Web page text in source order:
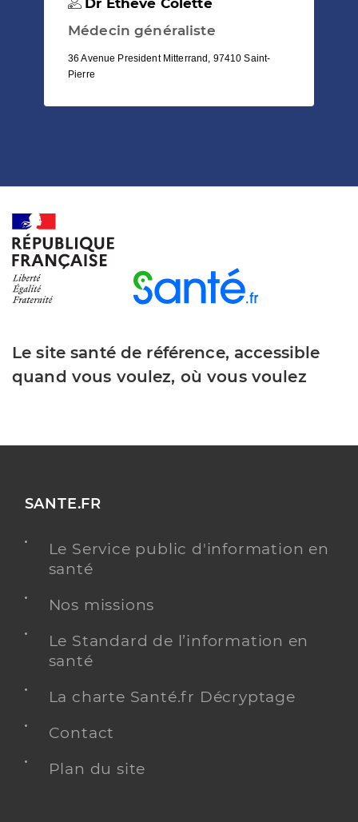
Médecin généraliste
36 Avenue President Mitterrand, 97410 Saint-
Pierre
Le site santé de référence, accessible
quand vous voulez, où vous voulez
SANTE.FR
Le Service public d'information en
santé
Nos missions
Le Standard de l’information en
santé
La charte Santé.fr Décryptage
Contact
Plan du site